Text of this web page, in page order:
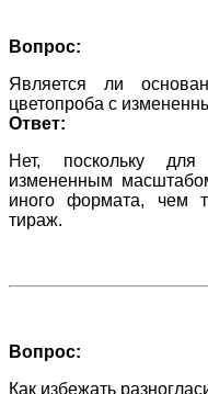
Вопрос:
Является ли
цветопроба с
Ответ:
Нет, поскольку для
измененным
иного формата, чем
тираж.
Вопрос:
Как избежать